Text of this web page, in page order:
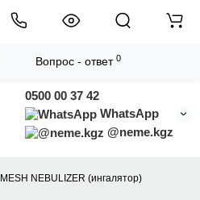
0500 00 37 42
WhatsApp
@neme.kgz
NEBULIZER (ингалятор)
Вопрос - ответ 0